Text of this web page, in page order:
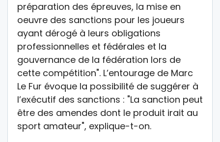
préparation des épreuves, la mise en
oeuvre des sanctions pour les joueurs
ayant dérogé à leurs obligations
professionnelles et fédérales et la
gouvernance de la fédération lors de
cette compétition". L’entourage de Marc
Le Fur évoque la possibilité de suggérer à
l’exécutif des sanctions : "La sanction peut
être des amendes dont le produit irait au
sport amateur", explique-t-on.